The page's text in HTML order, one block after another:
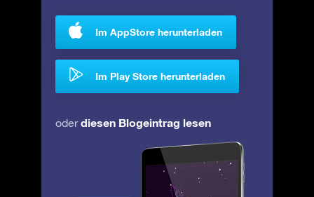
Im AppStore herunterladen
Im Play Store herunterladen
oderdiesen Blogeintrag lesen